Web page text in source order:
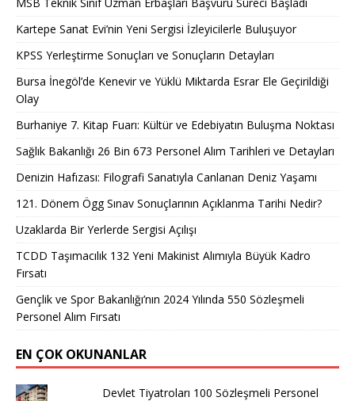
Kartepe Sanat Evi’nin Yeni Sergisi İzleyicilerle Buluşuyor
KPSS Yerleştirme Sonuçları ve Sonuçların Detayları
Bursa İnegöl’de Kenevir ve Yüklü Miktarda Esrar Ele Geçirildiği
Olay
Burhaniye 7. Kitap Fuarı: Kültür ve Edebiyatın Buluşma Noktası
Sağlık Bakanlığı 26 Bin 673 Personel Alım Tarihleri ve Detayları
Denizin Hafızası: Filografi Sanatıyla Canlanan Deniz Yaşamı
121. Dönem Ögg Sınav Sonuçlarının Açıklanma Tarihi Nedir?
Uzaklarda Bir Yerlerde Sergisi Açılışı
TCDD Taşımacılık 132 Yeni Makinist Alımıyla Büyük Kadro
Fırsatı
Gençlik ve Spor Bakanlığı’nın 2024 Yılında 550 Sözleşmeli
Personel Alım Fırsatı
EN ÇOK OKUNANLAR
Devlet Tiyatroları 100 Sözleşmeli Personel